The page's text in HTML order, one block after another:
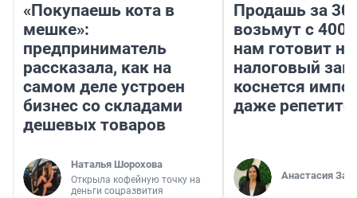
«Покупаешь кота в
мешке»:
предприниматель
рассказала, как на
самом деле устроен
бизнес со складами
дешевых товаров
Наталья Шорохова
Открыла кофейную точку на
деньги соцразвития
Продашь за
возьмут с
нам готовит
налоговый
коснется
даже
Анастасия